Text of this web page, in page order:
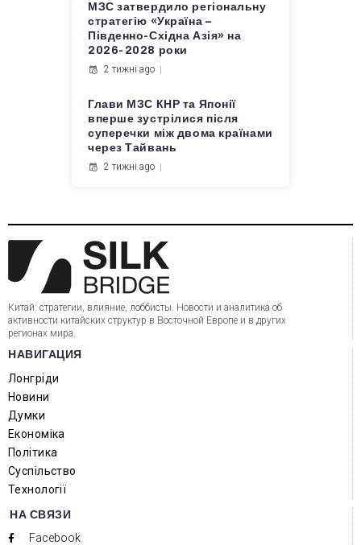
МЗС затвердило регіональну
стратегію «Україна –
Південно-Східна Азія» на
2026-2028 роки
2 тижні ago
Глави МЗС КНР та Японії
вперше зустрілися після
суперечки між двома країнами
через Тайвань
2 тижні ago
Китай: стратегии, влияние, лоббисты. Новости и аналитика об
активности китайских структур в Восточной Европе и в других
регионах мира.
НАВИГАЦИЯ
Лонгріди
Новини
Думки
Економіка
Політика
Суспільство
Технології
НА СВЯЗИ
Facebook